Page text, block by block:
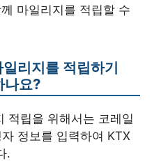
마일리지를 적립할 수
리지를 적립하기
나요?
적립을 위해서는 코레일
정보를 입력하여 KTX
.